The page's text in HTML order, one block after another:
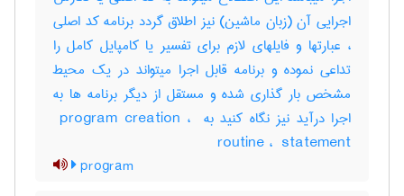
اجرایی آن (زبان ماشین) نیز اطلاق گردد برنامه کد اصلی
، عبارتها و فایلهای لازم برای تفسیر یا کامپایل کامل را
تداعی نموده و برنامه قابل اجرا میتواند در یک محیط
مشخص بار گذاری شده و مستقل از دیگر برنامه ها به
اجرا درآید نیز نگاه کنید به ‎ program creation ، ‎
routine ، ‎ statement
program